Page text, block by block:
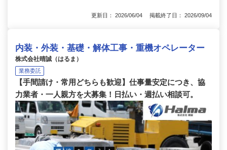
更新日： 2026/06/04 掲載終了日： 2026/09/04
内装・外装・基礎・解体工事・重機オペレーター
株式会社晴誠（はるま）
業務委託
【手間請け・常用どちらも歓迎】仕事量安定につき、協
力業者・一人親方を大募集！日払い・週払い相談可。